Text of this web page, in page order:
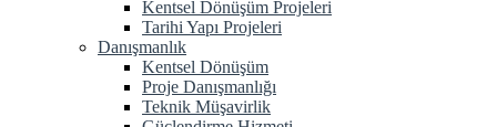
Kentsel Dönüşüm Projeleri
Tarihi Yapı Projeleri
Danışmanlık
Kentsel Dönüşüm
Proje Danışmanlığı
Teknik Müşavirlik